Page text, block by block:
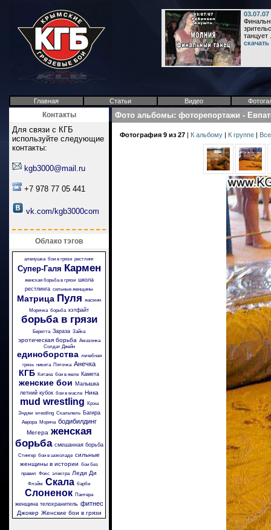
танцует
Главная Статьи Видео
Контакты
Для связи с КГБ
используйте следующие
контакты:
kgb3000@mail.ru
+7 978 77 05 441
vk.com/kgb3000com
Облако тэгов
аленушка бои в грязи рестлинг
Супер-Галя Кармен
женская борьба в грязи школа
рестлинга сильные женщины
Матрица Пуля жасмин
Морячка борьба кэтфайт
борьба в грязи
Беретта Зараза Зайка
эротическая борьба Амазонка
Солдат Джейн
единоборства лечебная
грязь никита Пяточка Анечка
КГБ Китана бои в желе Камета
женские бои Малышка
летний кубок бои в масле Ника
mud wrestling
Крэш
Энджи wrestling Скальпель Багира
Аврора Моряча бодибилдинг
Мегера женская
борьба смешанная борьба
Стингер бои в шоколаде сильные
женщины в истории бои без
правил Фокс электра Леди Ди
Флэйм Скала барби
Слоненок Пантера
женщина телохранитель фитнес
Джокер Женские бои в грязи
Фото альбомы: фоторепортажи -
Фотография 9 из 27 | К альбому | К группе |